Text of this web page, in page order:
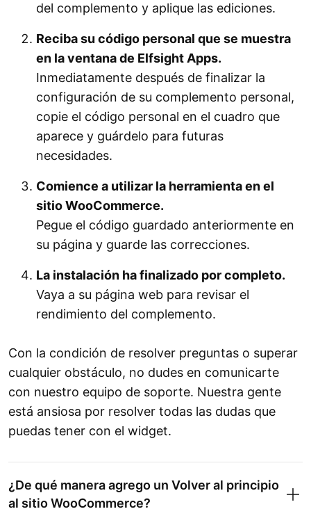
del complemento y aplique las ediciones.
Reciba su código personal que se muestra
en la ventana de Elfsight Apps.
Inmediatamente después de finalizar la
configuración de su complemento personal,
copie el código personal en el cuadro que
aparece y guárdelo para futuras
necesidades.
Comience a utilizar la herramienta en el
sitio WooCommerce.
Pegue el código guardado anteriormente en
su página y guarde las correcciones.
La instalación ha finalizado por completo.
Vaya a su página web para revisar el
rendimiento del complemento.
Con la condición de resolver preguntas o superar
cualquier obstáculo, no dudes en comunicarte
con nuestro equipo de soporte. Nuestra gente
está ansiosa por resolver todas las dudas que
puedas tener con el widget.
¿De qué manera agrego un Volver al principio
al sitio WooCommerce?